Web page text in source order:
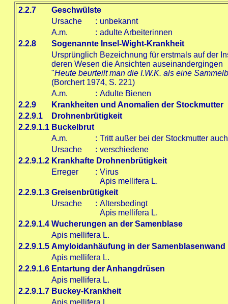
2.2.7
Geschwülste
Ursache
: unbekannt
A.m.
: adulte Arbeiterinnen
2.2.8
Sogenannte Insel-Wight-Krankheit
Ursprünglich Bezeichnung für erstmals auf der
deren Wesen die Ansichten auseinandergingen
"Heute beurteilt man die I.W.K. als eine
(Borchert 1974, S. 221)
A.m.
: Adulte Bienen
2.2.9
Krankheiten und Anomalien der Stockmutter
2.2.9.1
Drohnenbrütigkeit
2.2.9.1.1 Buckelbrut
A.m.
: Tritt außer bei der Stockmutter
Ursache
: verschiedene
2.2.9.1.2 Krankhafte Drohnenbrütigkeit
Erreger
: Virus
Apis mellifera L.
2.2.9.1.3 Greisenbrütigkeit
Ursache
: Altersbedingt
Apis mellifera L.
2.2.9.1.4 Wucherungen an der Samenblase
Apis mellifera L.
2.2.9.1.5 Amyloidanhäufung in der Samenblasenwand
Apis mellifera L.
2.2.9.1.6 Entartung der Anhangdrüsen
Apis mellifera L.
2.2.9.1.7 Buckey-Krankheit
Apis mellifera L.